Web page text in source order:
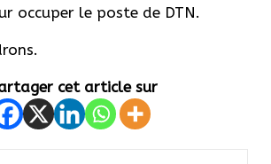
occuper le poste de DTN.
cet article sur